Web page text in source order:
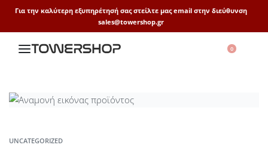
Για την καλύτερη εξυπηρέτησή σας στείλτε μας email στην διεύθυνση
sales@towershop.gr
0
UNCATEGORIZED